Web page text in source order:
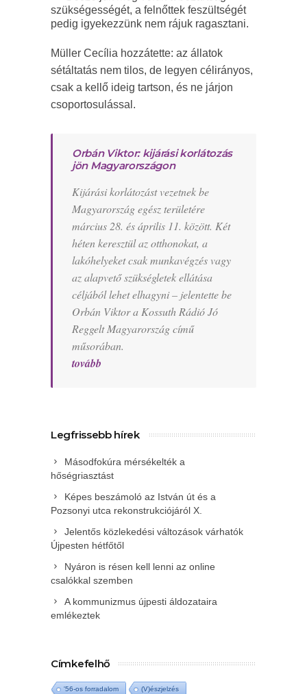
szükségességét, a felnőttek feszültségét
pedig igyekezzünk nem rájuk ragasztani.
Müller Cecília hozzátette: az állatok
sétáltatás nem tilos, de legyen célirányos,
csak a kellő ideig tartson, és ne járjon
csoportosulással.
Orbán Viktor: kijárási korlátozás
jön Magyarországon
Kijárási korlátozást vezetnek be
Magyarország egész területére
március 28. és április 11. között. Két
héten keresztül az otthonokat, a
lakóhelyeket csak munkavégzés vagy
az alapvető szükségletek ellátása
céljából lehet elhagyni – jelentette be
Orbán Viktor a Kossuth Rádió Jó
Reggelt Magyarország című
műsorában.
tovább
Legfrissebb hírek
Másodfokúra mérsékelték a
hőségriasztást
Képes beszámoló az István út és a
Pozsonyi utca rekonstrukciójáról X.
Jelentős közlekedési változások várhatók
Újpesten hétfőtől
Nyáron is résen kell lenni az online
csalókkal szemben
A kommunizmus újpesti áldozataira
emlékeztek
Címkefelhő
'56-os forradalom (V)észjelzés